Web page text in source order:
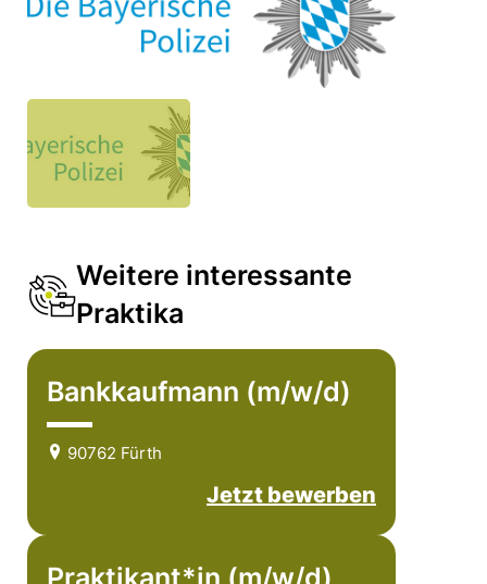
Weitere interessante
Praktika
Bankkaufmann (m/w/d)
90762 Fürth
Jetzt bewerben
Praktikant*in (m/w/d)